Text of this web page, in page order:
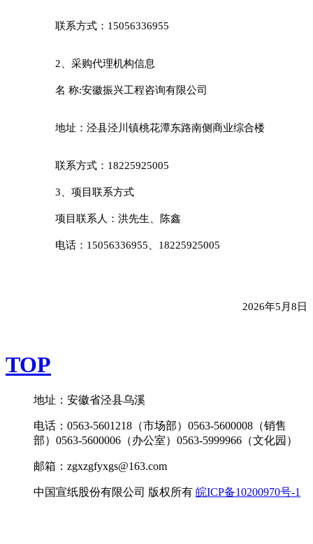
联系方式： 15056336955
2、采购代理机构信息
名 称:安徽振兴工程咨询有限公司
地址：泾县泾川镇桃花潭东路南侧商业综合楼
联系方式： 18225925005
3、项目联系方式
项目联系人： 洪先生 陈鑫
电话： 15056336955 18225925005
2026年5 月 8 日
TOP
地址：安徽省泾县乌溪
电话：0563-5601218（市场部）0563-5600008（销售
部）0563-5600006（办公室）0563-5999966（文化园）
邮箱：zgxzgfyxgs@163.com
中国宣纸股份有限公司 版权所有 皖ICP备10200970号-1